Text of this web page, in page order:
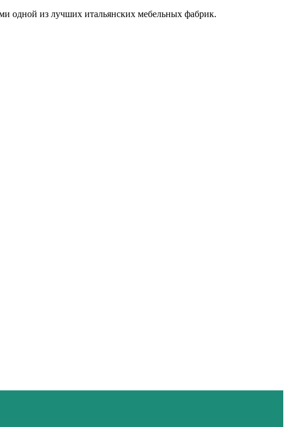
одной из лучших итальянских мебельных фабрик.